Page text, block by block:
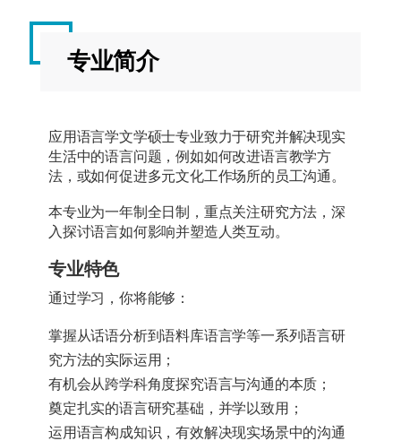
专业简介
应用语言学文学硕士专业致力于研究并解决现实
生活中的语言问题，例如如何改进语言教学方
法，或如何促进多元文化工作场所的员工沟通。
本专业为一年制全日制，重点关注研究方法，深
入探讨语言如何影响并塑造人类互动。
专业特色
通过学习，你将能够：
掌握从话语分析到语料库语言学等一系列语言研
究方法的实际运用；
有机会从跨学科角度探究语言与沟通的本质；
奠定扎实的语言研究基础，并学以致用；
运用语言构成知识，有效解决现实场景中的沟通